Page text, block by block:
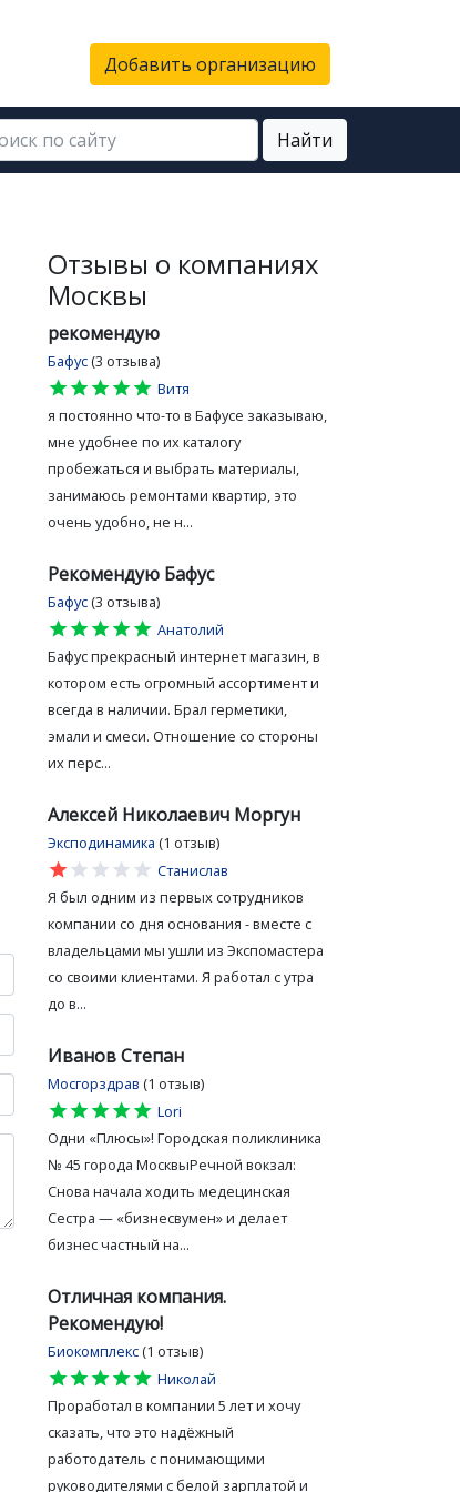
Добавить организацию
Найти
Отзывы о компаниях
Москвы
рекомендую
Бафус (3 отзыва)
star
star
star
star
star
Витя
я постоянно что-то в Бафусе заказываю,
мне удобнее по их каталогу
пробежаться и выбрать материалы,
занимаюсь ремонтами квартир, это
очень удобно, не н...
Рекомендую Бафус
Бафус (3 отзыва)
star
star
star
star
star
Анатолий
Бафус прекрасный интернет магазин, в
котором есть огромный ассортимент и
всегда в наличии. Брал герметики,
эмали и смеси. Отношение со стороны
их перс...
Алексей Николаевич Моргун
Эксподинамика (1 отзыв)
star
star
star
star
star
Станислав
Я был одним из первых сотрудников
компании со дня основания - вместе с
владельцами мы ушли из Экспомастера
со своими клиентами. Я работал с утра
до в...
Иванов Степан
Мосгорздрав (1 отзыв)
star
star
star
star
star
Lori
Одни «Плюсы»! Городская поликлиника
№ 45 города МосквыРечной вокзал:
Снова начала ходить медецинская
Сестра — «бизнесвумен» и делает
бизнес частный на...
Отличная компания.
Рекомендую!
Биокомплекс (1 отзыв)
star
star
star
star
star
Николай
Проработал в компании 5 лет и хочу
сказать, что это надёжный
работодатель с понимающими
руководителями с белой зарплатой и